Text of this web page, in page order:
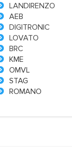
LANDIRENZO
AEB
DIGITRONIC
LOVATO
BRC
KME
OMVL
STAG
ROMANO